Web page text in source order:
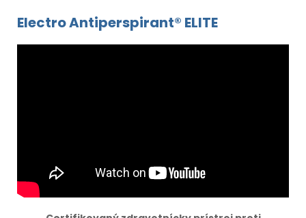
Electro Antiperspirant® ELITE